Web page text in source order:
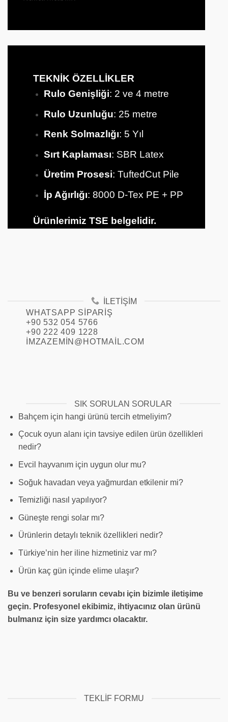
TEKNİK ÖZELLİKLER
Rulo Genişliği: 2 ve 4 metre
Rulo Uzunluğu: 25 metre
Renk Solmazlığı: 5 Yıl
Sırt Kaplaması: SBR Latex
Üretim Prosesi: TuftedCut Pile
İp Ağırlığı: 8000 D-Tex PE + PP
Ürünlerimiz TSE belgelidir.
İLETIŞIM
WHATSAPP SIPARIŞ
+90 532 054 5766
+90 222 409 1228
IMZAZEMIN@HOTMAIL.COM
SIK SORULAN SORULAR
Bahçem için hangi ürünü tercih etmeliyim?
Çocuk oyun alanı için tavsiye edilen ürün özellikleri
nedir?
Evcil hayvanım için uygun olur mu?
Soğuk havadan veya yağmurdan etkilenir mi?
Temizliği nasıl yapılıyor?
Güneşte rengi solar mı?
Ürünlerin detaylı teknik özellikleri nedir?
Türkiye’nin her iline hizmetiniz var mı?
Ürün kaç gün içinde elime ulaşır?
Bu ve benzeri soruların cevabı için bizimle iletişime
geçin. Profesyonel ekibimiz, ihtiyacınız olan ürünü
bulmanız için size yardımcı olacaktır.
TEKLIF FORMU